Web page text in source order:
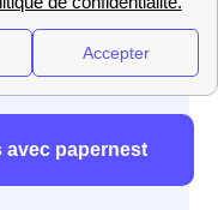
dans la
Hauts-de-
avec papernest